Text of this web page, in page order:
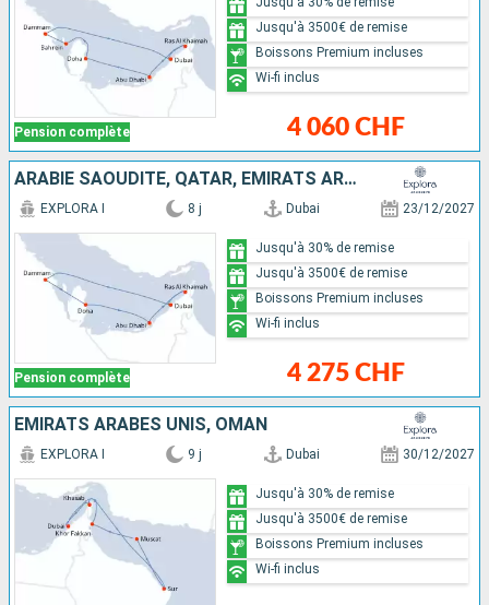
Pension complète 4 060 CHF
Jusqu'à 3500€ de remise
Boissons Premium incluses
Wi-fi inclus
ARABIE SAOUDITE, QATAR, EMIRATS ARABES UNIS
Pension complète
EXPLORA I 8 j Dubai 23/12/2027
4 275 CHF
Jusqu'à 30% de remise
Jusqu'à 3500€ de remise
Boissons Premium incluses
Wi-fi inclus
EMIRATS ARABES UNIS, OMAN
EXPLORA I 9 j Dubai 30/12/2027
Jusqu'à 30% de remise
Jusqu'à 3500€ de remise
Boissons Premium incluses
Wi-fi inclus